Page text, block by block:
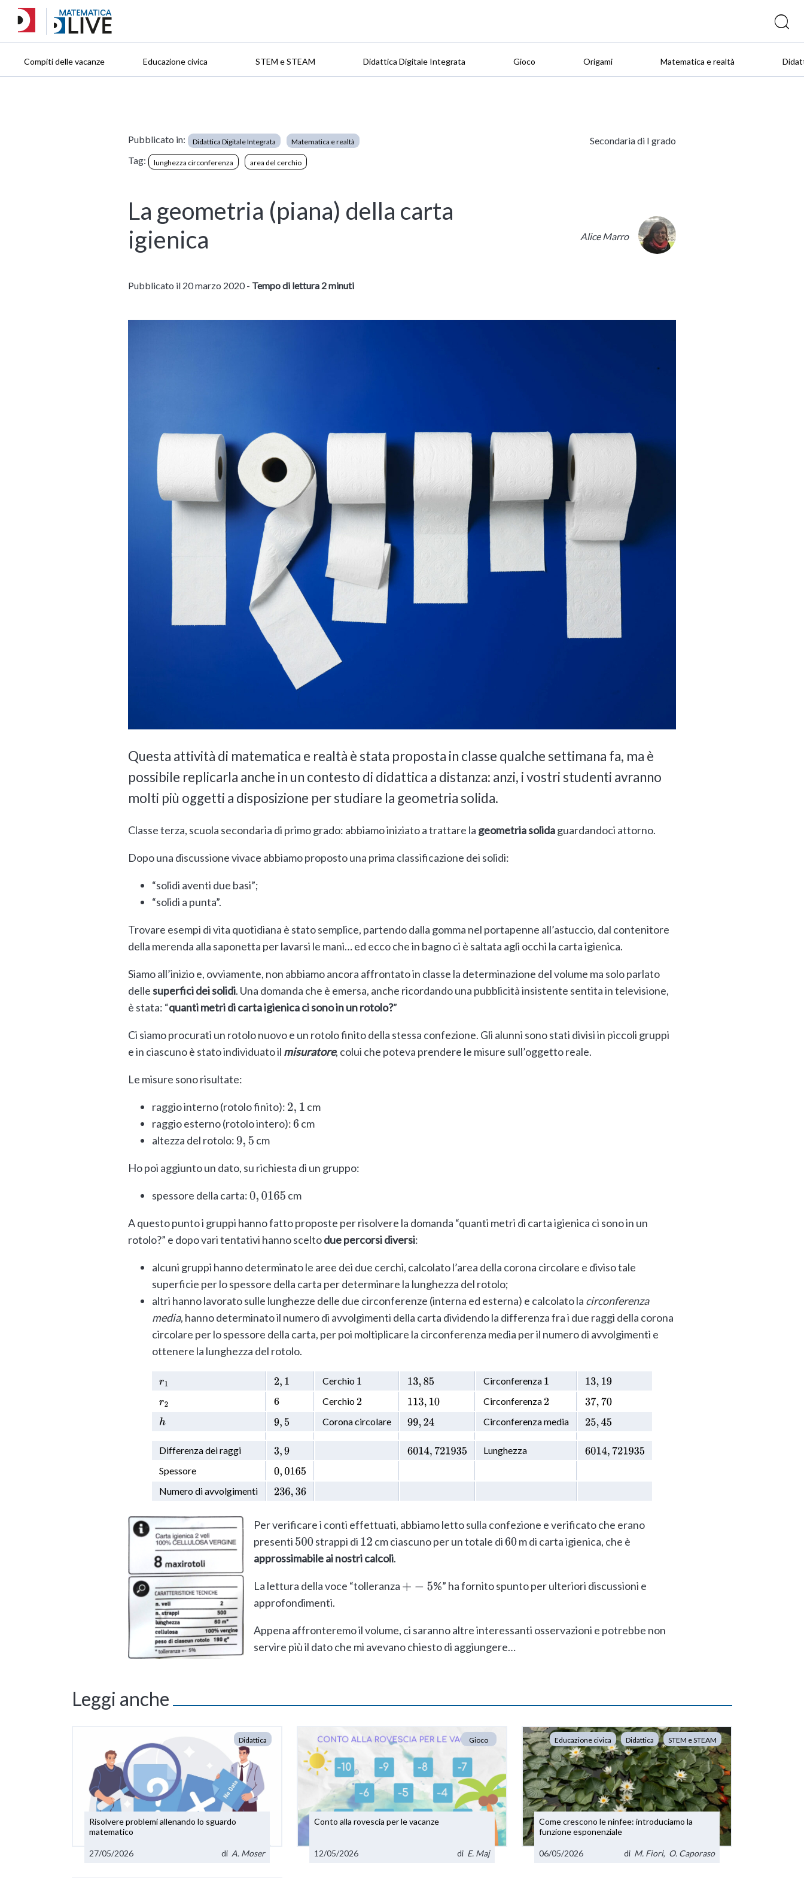
Compiti delle vacanze Educazione civica STEM e STEAM Didattica Digitale Integrata Gioco Origami Matematica e realtà
Pubblicato in: Didattica Digitale Integrata Matematica e realtà
Tag: lunghezza circonferenza area del cerchio
Secondaria di I grado
La geometria (piana) della carta
igienica
Alice Marro
Pubblicato il 20 marzo 2020 - Tempo di lettura 2 minuti
Questa attività di matematica e realtà è stata proposta in classe qualche settimana fa, ma è
possibile replicarla anche in un contesto di didattica a distanza: anzi, i vostri studenti avranno
molti più oggetti a disposizione per studiare la geometria solida.
Classe terza, scuola secondaria di primo grado: abbiamo iniziato a trattare la geometria solidaguardandoci attorno.
Dopo una discussione vivace abbiamo proposto una prima classificazione dei solidi:
“solidi aventi due basi”;
“solidi a punta”.
Trovare esempi di vita quotidiana è stato semplice, partendo dalla gomma nel portapenne all’astuccio, dal contenitore
della merenda alla saponetta per lavarsi le mani… ed ecco che in bagno ci è saltata agli occhi la carta igienica.
Siamo all’inizio e, ovviamente, non abbiamo ancora affrontato in classe la determinazione del volume ma solo parlato
dellesuperfici dei solidi. Una domanda che è emersa, anche ricordando una pubblicità insistente sentita in televisione,
è stata: “quanti metri di carta igienica ci sono in un rotolo?”
Ci siamo procurati un rotolo nuovo e un rotolo finito della stessa confezione. Gli alunni sono stati divisi in piccoli gruppi
e in ciascuno è stato individuato il misuratore, colui che poteva prendere le misure sull’oggetto reale.
Le misure sono risultate:
raggio interno (rotolo finito): 2,1 cm
raggio esterno (rotolo intero):6 cm
altezza del rotolo:9,5 cm
Ho poi aggiunto un dato, su richiesta di un gruppo:
spessore della carta:0,0165 cm
A questo punto i gruppi hanno fatto proposte per risolvere la domanda “quanti metri di carta igienica ci sono in un
rotolo?” e dopo vari tentativi hanno sceltodue percorsi diversi:
alcuni gruppi hanno determinato le aree dei due cerchi, calcolato l’area della corona circolare e diviso tale
superficie per lo spessore della carta per determinare la lunghezza del rotolo;
altri hanno lavorato sulle lunghezze delle due circonferenze (interna ed esterna) e calcolato la circonferenza
media, hanno determinato il numero di avvolgimenti della carta dividendo la differenza fra i due raggi della corona
circolare per lo spessore della carta, per poi moltiplicare la circonferenza media per il numero di avvolgimenti e
ottenere la lunghezza del rotolo.
r1 2,1 Cerchio 1 13,85 Circonferenza 1 13,19
r2 6 Cerchio 2 113,10 Circonferenza 2 37,70
h
9,5 Corona circolare 99,24 Circonferenza media 25,45
Differenza dei raggi 3,9 6014,721935 Lunghezza 6014,721935
Spessore
0,0165
Numero di avvolgimenti
236,36
Per verificare i conti effettuati, abbiamo letto sulla confezione e verificato che erano
presenti 500strappi di 12 cm ciascuno per un totale di60 m di carta igienica, che è
approssimabile ai nostri calcoli.
La lettura della voce “tolleranza +− 5
%” ha fornito spunto per ulteriori discussioni e
approfondimenti.
Appena affronteremo il volume, ci saranno altre interessanti osservazioni e potrebbe non
servire più il dato che mi avevano chiesto di aggiungere…
Leggi anche
Didattica
Risolvere problemi allenando lo sguardo
matematico
27/05/2026 di A. Moser
Gioco
Conto alla rovescia per le vacanze
12/05/2026 di E. Maj
Educazione civica Didattica STEM e STEAM
Come crescono le ninfee: introduciamo la
funzione esponenziale
06/05/2026 di M. Fiori, O. Caporaso